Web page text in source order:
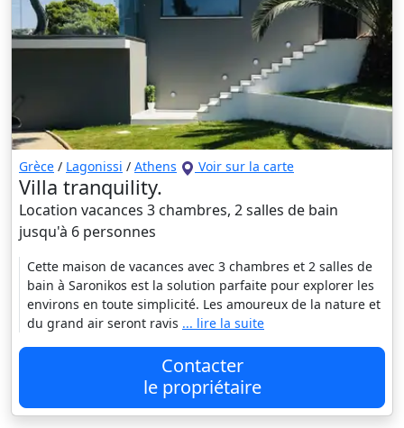
Grèce / Lagonissi / Athens Voir sur la carte
Villa tranquility.
Location vacances 3 chambres, 2 salles de bain
jusqu'à 6 personnes
Cette maison de vacances avec 3 chambres et 2 salles de
bain à Saronikos est la solution parfaite pour explorer les
environs en toute simplicité. Les amoureux de la nature et
du grand air seront ravis ... lire la suite
Contacter
le propriétaire